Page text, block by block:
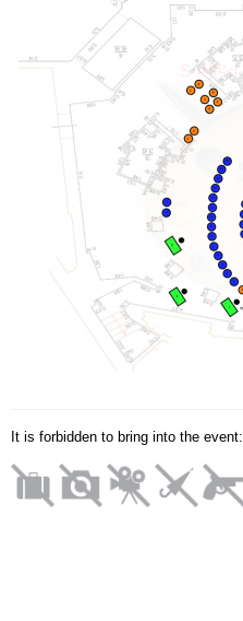
It is forbidden to bring into the event: